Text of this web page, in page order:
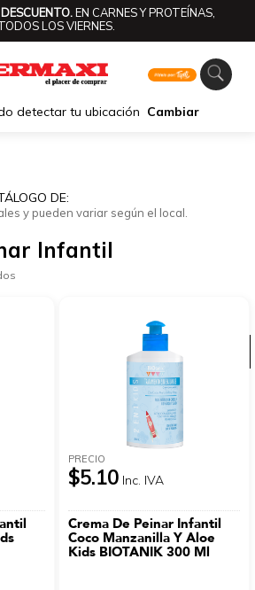
EN CARNES Y PROTEÍNAS,
LOS VIERNES.
detectar tu ubicación Cambiar
Ver categorías
DE:
y pueden variar según el local.
Infantil
PRECIO
$5.10 Inc. IVA
Crema De Peinar Infantil
Coco Manzanilla Y Aloe
Kids BIOTANIK 300 Ml